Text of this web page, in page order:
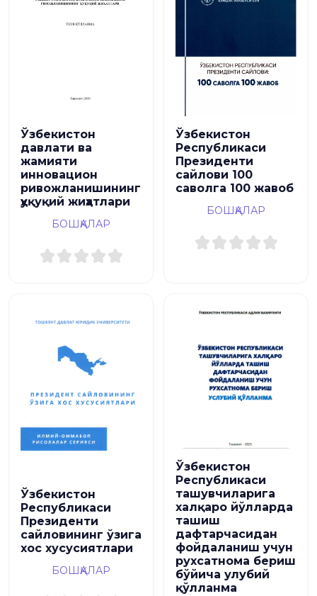
Ўзбекистон
давлати ва
жамияти
инновацион
ривожланишининг
ҳуқуқий жиҳатлари
БОШҚАЛАР
Ўзбекистон
Республикаси
Президенти
сайлови 100
саволга 100 жавоб
БОШҚАЛАР
Ўзбекистон
Республикаси
Президенти
сайловининг ўзига
хос хусусиятлари
БОШҚАЛАР
Ўзбекистон
Республикаси
ташувчиларига
халқаро йўлларда
ташиш
дафтарчасидан
фойдаланиш учун
рухсатнома бериш
бўйича улубий
қўлланма